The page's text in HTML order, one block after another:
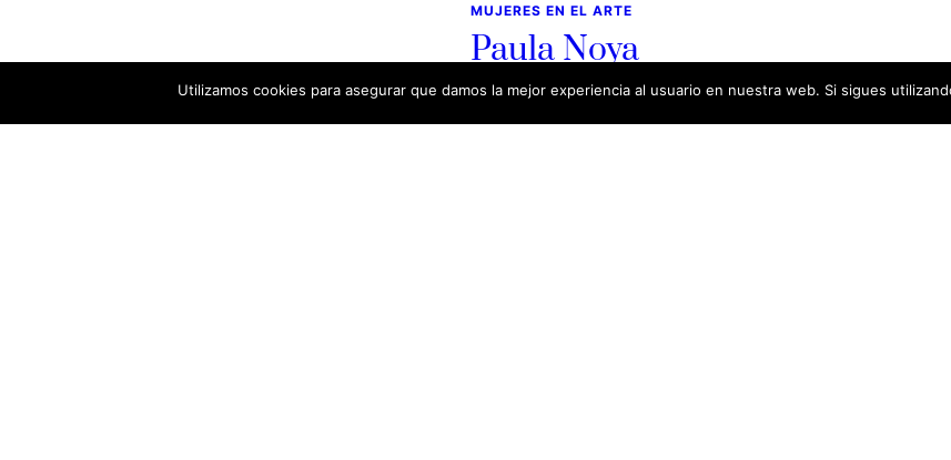
MUJERES EN EL ARTE
Paula Noya
diciembre 8, 2020
Utilizamos cookies para asegurar que damos la mejor experiencia al usuario en nuestra web. Si sigues